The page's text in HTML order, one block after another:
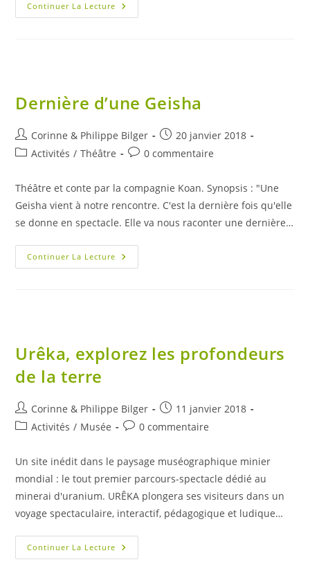
Continuer La Lecture Espace
Météorite
Dernière d’une Geisha
Auteur/autrice
de
Corinne & Philippe Bilger
Publication
publiée :
20 janvier 2018
PostActivités / Théâtre
Commentaires
publication :
0 commentaire
Théâtre et conte par la compagnie Koan. Synopsis : "Une
Geisha vient à notre rencontre. C'est la dernière fois qu'elle
se donne en spectacle. Elle va nous raconter une dernière…
Continuer La Lecture Dernière
D’une
Urêka, explorez les profondeurs
de la terre
Auteur/autrice
de
Corinne & Philippe Bilger
Publication
publiée :
11 janvier 2018
PostActivités / Musée
Commentaires
publication :
0 commentaire
Un site inédit dans le paysage muséographique minier
mondial : le tout premier parcours-spectacle dédié au
minerai d'uranium. URÊKA plongera ses visiteurs dans un
voyage spectaculaire, interactif, pédagogique et ludique…
Continuer La Lecture Urêka,
Explorez